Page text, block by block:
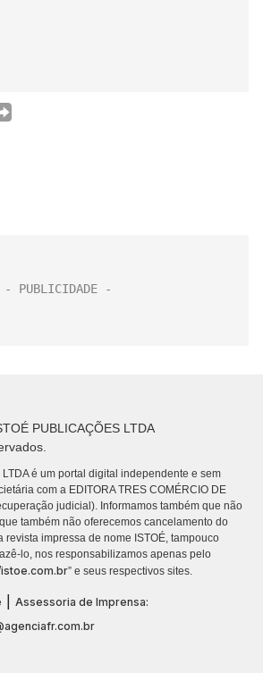
PUBLICAÇÕES LTDA
LTDA é um portal digital independente e sem
com a EDITORA TRES COMÉRCIO DE
judicial). Informamos também que não
também não oferecemos cancelamento do
revista impressa de nome ISTOÉ, tampouco
lo, nos responsabilizamos apenas pelo
” e seus respectivos sites.
Assessoria de Imprensa: